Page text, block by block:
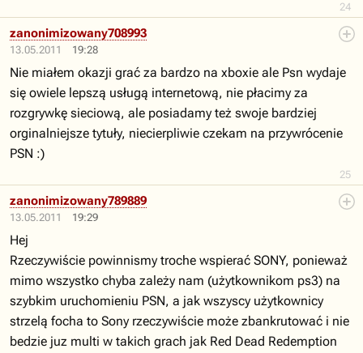
24
13.05.2011 19:28
25
zanonimizowany708993
Nie miałem okazji grać za bardzo na xboxie ale Psn wydaje
się owiele lepszą usługą internetową, nie płacimy za
rozgrywkę sieciową, ale posiadamy też swoje bardziej
orginalniejsze tytuły, niecierpliwie czekam na przywrócenie
PSN :)
13.05.2011 19:29
zanonimizowany789889
Hej
Rzeczywiście powinnismy troche wspierać SONY, ponieważ
mimo wszystko chyba zależy nam (użytkownikom ps3) na
szybkim uruchomieniu PSN, a jak wszyscy użytkownicy
strzelą focha to Sony rzeczywiście może zbankrutować i nie
bedzie juz multi w takich grach jak Red Dead Redemption